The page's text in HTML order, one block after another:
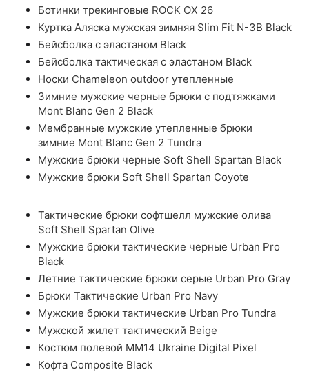
Ботинки трекинговые ROCK OX 26
Куртка Аляска мужская зимняя Slim Fit N-3B Black
Бейсболка с эластаном Black
Бейсболка тактическая с эластаном Black
Носки Chameleon outdoor утепленные
Зимние мужские черные брюки с подтяжками
Mont Blanc Gen 2 Black
Мембранные мужские утепленные брюки
зимние Mont Blanc Gen 2 Tundra
Мужские брюки черные Soft Shell Spartan Black
Мужские брюки Soft Shell Spartan Coyote
Тактические брюки софтшелл мужские олива
Soft Shell Spartan Olive
Мужские брюки тактические черные Urban Pro
Black
Летние тактические брюки серые Urban Pro Gray
Брюки Тактические Urban Pro Navy
Мужские брюки тактические Urban Pro Tundra
Мужской жилет тактический Beige
Костюм полевой ММ14 Ukraine Digital Pixel
Кофта Composite Black